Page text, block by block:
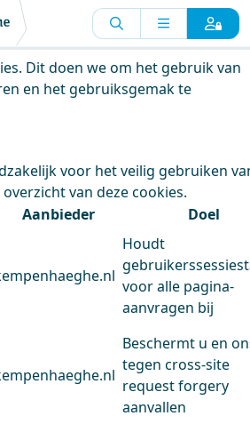
maakt gebruik van
Dit doen we om het gebruik van
en het gebruiksgemak te
voor het veilig gebruiken
van deze cookies.
Aanbieder Doel
Houdt
voor alle pagina-
aanvragen bij
Beschermt u en
tegen cross-site
request forgery
aanvallen